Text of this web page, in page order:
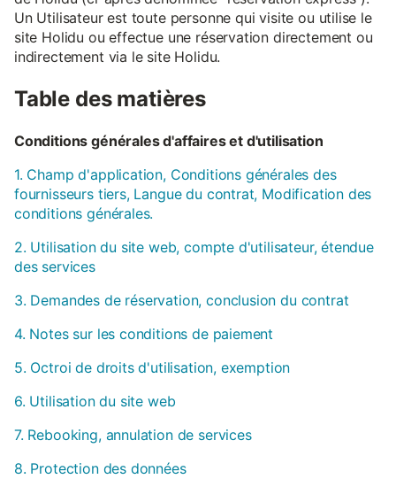
Un Utilisateur est toute personne qui visite ou utilise le
site Holidu ou effectue une réservation directement ou
indirectement via le site Holidu.
Table des matières
Conditions générales d'affaires et d'utilisation
1. Champ d'application, Conditions générales des
fournisseurs tiers, Langue du contrat, Modification des
conditions générales.
2. Utilisation du site web, compte d'utilisateur, étendue
des services
3. Demandes de réservation, conclusion du contrat
4. Notes sur les conditions de paiement
5. Octroi de droits d'utilisation, exemption
6. Utilisation du site web
7. Rebooking, annulation de services
8. Protection des données